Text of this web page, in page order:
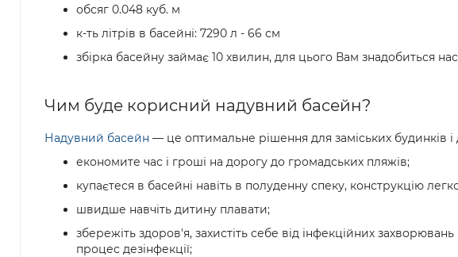
обсяг 0.048 куб. м
к-ть літрів в басейні: 7290 л - 66 см
збірка басейну займає 10 хвилин, для цього Вам знадобиться
Чим буде корисний надувний басейн?
Надувний басейн — це оптимальне рішення для заміських будинків
економите час і гроші на дорогу до громадських пляжів;
купаєтеся в басейні навіть в полуденну спеку, конструкцію
швидше навчіть дитину плавати;
збережіть здоров'я, захистіть себе від інфекційних
процес дезінфекції;